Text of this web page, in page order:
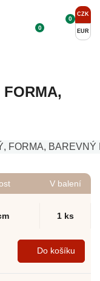
0
CZK
EUR
0
V balení
1 ks
Do košíku